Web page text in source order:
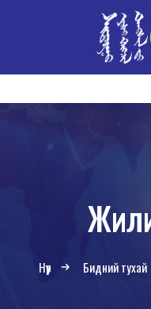
Нүүр Бидний тухай